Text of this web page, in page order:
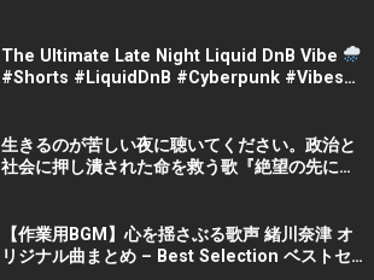
The Ultimate Late Night Liquid DnB Vibe
#Shorts #LiquidDnB #Cyberpunk #Vibes
生きるのが苦しい夜に聴いてください。政治と
社会に押し潰された命を救う歌『絶望の先に』
【作業用BGM】心を揺さぶる歌声 緒川奈津 オ
リジナル曲まとめ – Best Selection ベストセ